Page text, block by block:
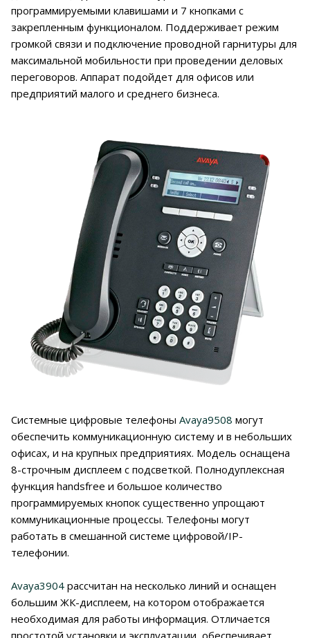
программируемыми клавишами и 7 кнопками с
закрепленным функционалом. Поддерживает режим
громкой связи и подключение проводной гарнитуры для
максимальной мобильности при проведении деловых
переговоров. Аппарат подойдет для офисов или
предприятий малого и среднего бизнеса.
Системные цифровые телефоны Avaya9508 могут
обеспечить коммуникационную систему и в небольших
офисах, и на крупных предприятиях. Модель оснащена
8-строчным дисплеем с подсветкой. Полнодуплексная
функция handsfree и большое количество
программируемых кнопок существенно упрощают
коммуникационные процессы. Телефоны могут
работать в смешанной системе цифровой/IP-
телефонии.
Avaya3904 рассчитан на несколько линий и оснащен
большим ЖК-дисплеем, на котором отображается
необходимая для работы информация. Отличается